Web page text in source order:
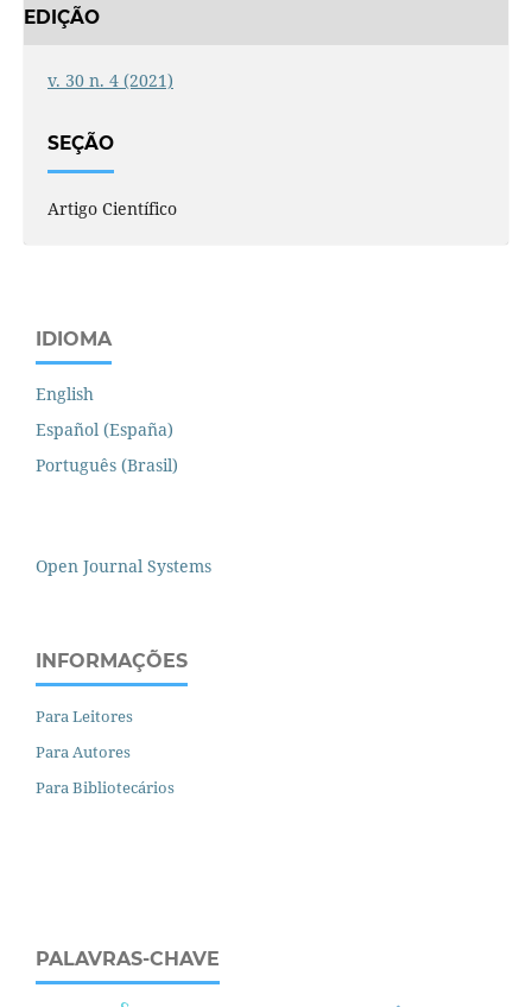
EDIÇÃO
v. 30 n. 4 (2021)
SEÇÃO
Artigo Científico
IDIOMA
English
Español (España)
Português (Brasil)
Open Journal Systems
INFORMAÇÕES
Para Leitores
Para Autores
Para Bibliotecários
PALAVRAS-CHAVE